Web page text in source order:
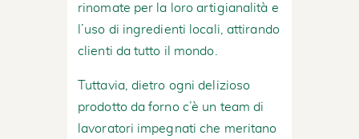
rinomate per la loro artigianalità e
l’uso di ingredienti locali, attirando
clienti da tutto il mondo.
Tuttavia, dietro ogni delizioso
prodotto da forno c’è un team di
lavoratori impegnati che meritano